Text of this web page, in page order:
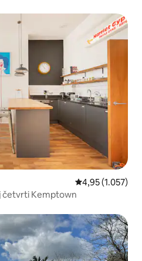
oznakom „Odabrali gosti”
Prosječna
4,95 (1.057)
četvrti Kemptown